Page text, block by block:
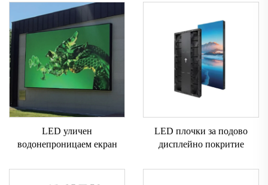
LED уличен
водонепроницаем екран
LED плочки за подово
дисплейно покритие